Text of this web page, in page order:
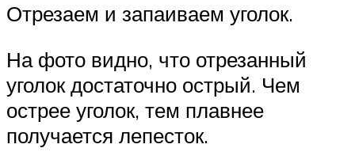
Отрезаем и запаиваем уголок.
На фото видно, что отрезанный
уголок достаточно острый. Чем
острее уголок, тем плавнее
получается лепесток.